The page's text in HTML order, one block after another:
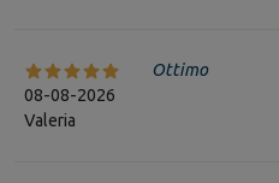
08-08-2026
Valeria
Ottimo